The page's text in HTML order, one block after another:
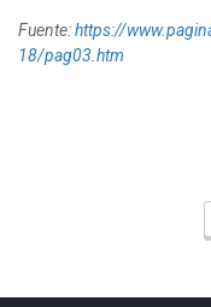
Fuente:https://
18/pag03.htm